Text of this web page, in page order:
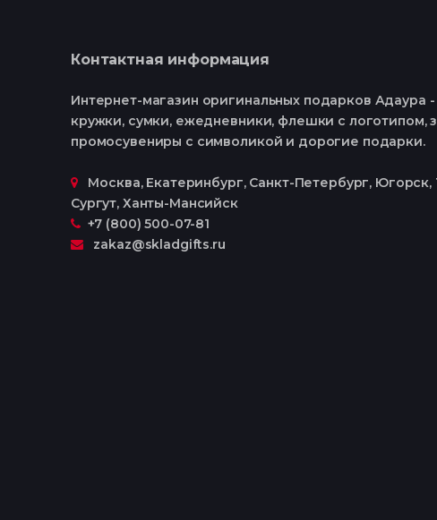
Контактная информация
Интернет-магазин оригинальных подарков Адаура -
кружки, сумки, ежедневники, флешки с логотипом,
промосувениры с символикой и дорогие подарки.
Москва, Екатеринбург, Cанкт-Петербург, Югорск,
Сургут, Ханты-Мансийск
+7 (800) 500-07-81
zakaz@skladgifts.ru